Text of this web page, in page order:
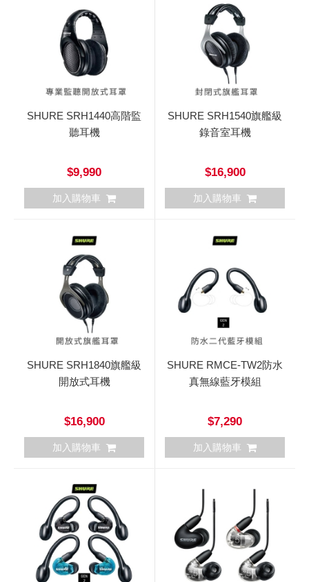
SHURE SRH1440高階監
聽耳機
$9,990
加入購物車
SHURE SRH1540旗艦級
錄音室耳機
$16,900
加入購物車
SHURE SRH1840旗艦級
開放式耳機
$16,900
加入購物車
SHURE RMCE-TW2防水
真無線藍牙模組
$7,290
加入購物車